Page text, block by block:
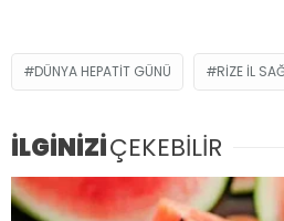
DÜNYA HEPATIT GÜNÜ RIZE IL
İLGİNİZİÇEKEBİLİR